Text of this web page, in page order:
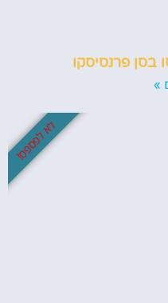
בסן פרנסיסקו
»
לא לפספס!